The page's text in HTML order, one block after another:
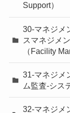
Support）
30-マネジメ
スマネジメ
（Facility
31-マネジメ
ム監査-シス
32-マネジメ